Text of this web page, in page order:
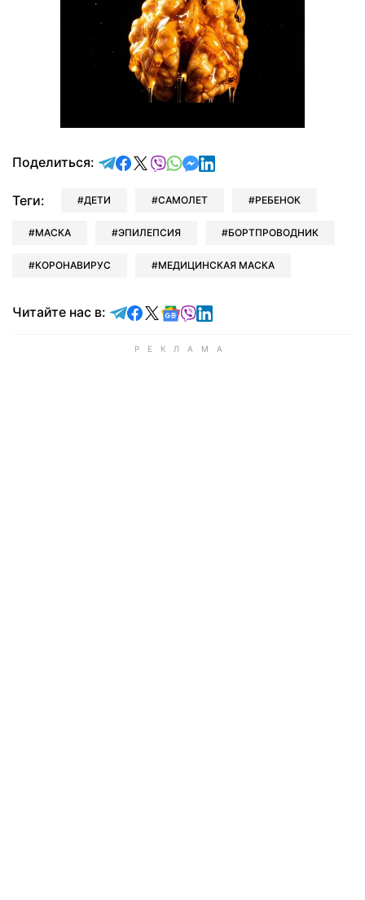
Поделиться: отправить в Telegram
поделиться в Facebook
поделиться в X
отправить в Viber
отправить в Whatsapp
отправить в Messenger
отправить в LinkedIn
Теги: ДЕТИ САМОЛЕТ РЕБЕНОК
МАСКА ЭПИЛЕПСИЯ БОРТПРОВОДНИК
КОРОНАВИРУС МЕДИЦИНСКАЯ МАСКА
Читайте нас в: Читайте в Telegram
Читайте в Facebook
Читайте в X
Читайте в Google news
Читайте в Viber
Читайте в LinkedIn